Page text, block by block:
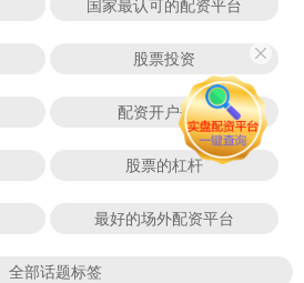
国家最认可的配资平台
股票投资
配资开户平台
股票的杠杆
最好的场外配资平台
全部话题标签